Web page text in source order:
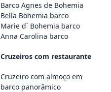
Barco Agnes de Bohemia
Bella Bohemia barco
Marie d´ Bohemia barco
Anna Carolina barco
Cruzeiros com restaurante
Cruzeiro com almoço em
barco panorâmico